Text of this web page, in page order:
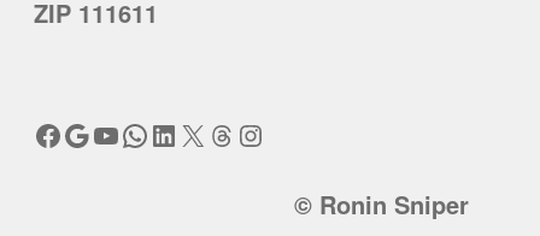
ZIP 111611
Facebook
Google
YouTube
WhatsApp
LinkedIn
X Threads
Instagram
© Ronin Sniper